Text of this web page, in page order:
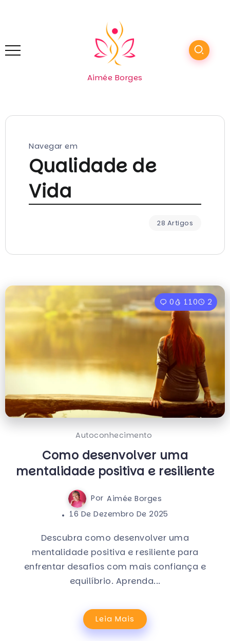
Aimée Borges
Navegar em
Qualidade de
Vida
28 Artigos
0 110 2
Autoconhecimento
Como desenvolver uma
mentalidade positiva e resiliente
Por Aimée Borges
16 De Dezembro De 2025
Descubra como desenvolver uma
mentalidade positiva e resiliente para
enfrentar desafios com mais confiança e
equilíbrio. Aprenda...
Leia Mais